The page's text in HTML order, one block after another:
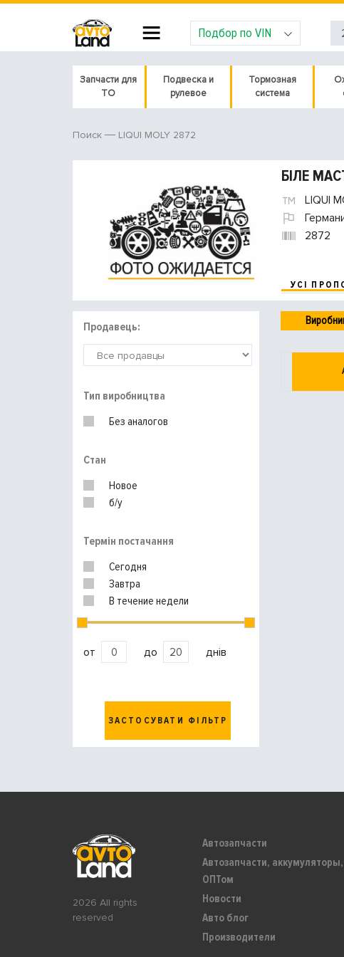
Подбор по VIN
Запчасти для
ТО
Подвеска и
рулевое
Тормозная
система
Поиск LIQUI MOLY 2872
БІЛЕ
LIQUI
2872
УСІ
Продавець:
Тип виробництва
Без аналогов
Стан
Новое
б/у
Термін постачання
Сегодня
Завтра
В течение недели
от до днів
ЗАСТОСУВАТИ ФІЛЬТР
2026 All rights
reserved
Автозапчасти
Автозапчасти,
ОПТом
Новости
Авто блог
Производители